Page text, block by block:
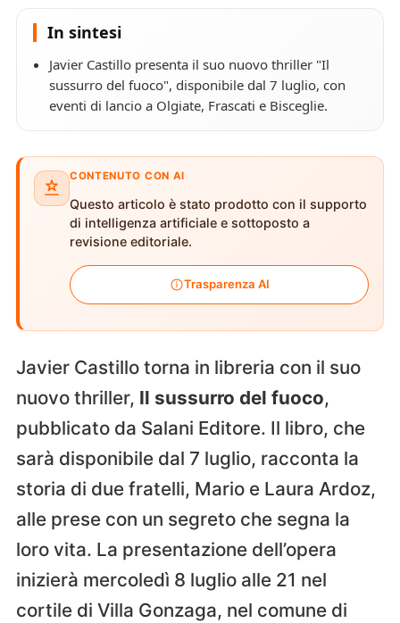
In sintesi
Javier Castillo presenta il suo nuovo thriller "Il
sussurro del fuoco", disponibile dal 7 luglio, con
eventi di lancio a Olgiate, Frascati e Bisceglie.
CONTENUTO CON AI
Questo articolo è stato prodotto con il supporto
di intelligenza artificiale e sottoposto a
revisione editoriale.
Trasparenza AI
Javier Castillo torna in libreria con il suo
nuovo thriller, Il sussurro del fuoco,
pubblicato da Salani Editore. Il libro, che
sarà disponibile dal 7 luglio, racconta la
storia di due fratelli, Mario e Laura Ardoz,
alle prese con un segreto che segna la
loro vita. La presentazione dell’opera
inizierà mercoledì 8 luglio alle 21 nel
cortile di Villa Gonzaga, nel comune di